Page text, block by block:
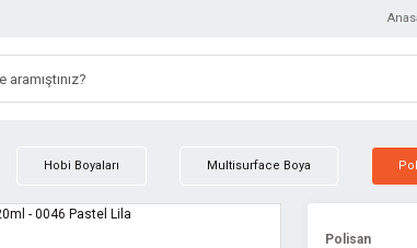
Hobi Boyaları Multisurface Boya
Polisan